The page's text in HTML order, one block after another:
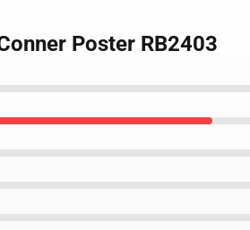
Poster RB2403